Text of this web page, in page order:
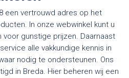
een vertrouwd adres op het
In onze webwinkel kunt u
gunstige prijzen. Daarnaast
alle vakkundige kennis in
nodig te ondersteunen. Ons
in Breda. Hier beheren wij een